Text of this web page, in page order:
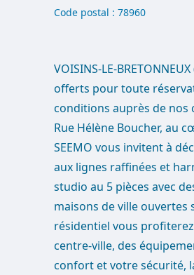
Code postal : 78960
VOISINS-LE-
offerts pour toute
conditions auprès de nos
Rue Hélène Boucher, au
SEEMO vous invitent à
aux lignes raffinées et
studio au 5 pièces avec
maisons de ville
résidentiel vous
centre-ville, des
confort et votre sécurité,